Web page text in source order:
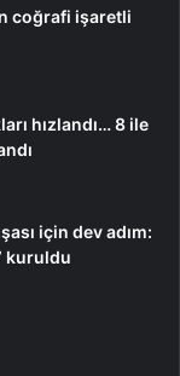
coğrafi işaretli
hızlandı… 8 ile
için dev adım:
kuruldu